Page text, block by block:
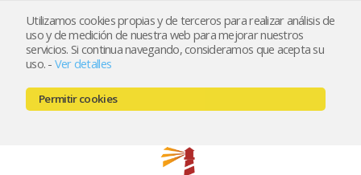
Utilizamos cookies propias y de terceros para realizar análisis de
uso y de medición de nuestra web para mejorar nuestros
servicios. Si continua navegando, consideramos que acepta su
uso. - Ver detalles
Permitir cookies
Registrarse Mi cuenta
666521122 // 654999333